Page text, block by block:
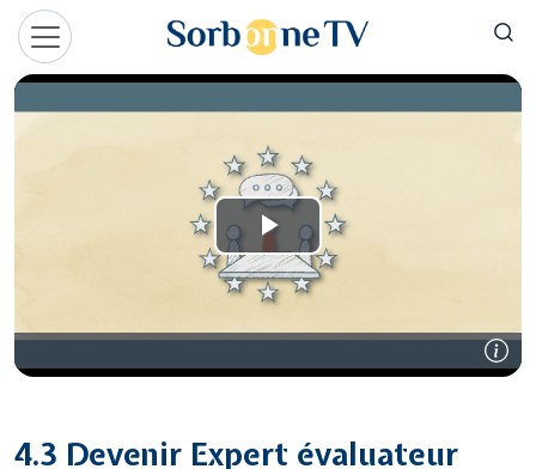
Aller au contenu principal
4.3 Devenir Expert évaluateur
Panneau de gestion des cookies